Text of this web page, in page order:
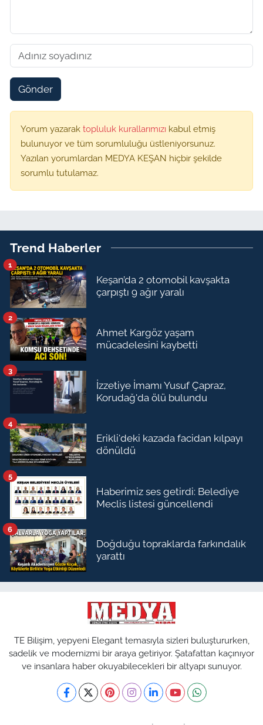
Gönder
Yorum yazarak topluluk kurallarımızı kabul etmiş
bulunuyor ve tüm sorumluluğu üstleniyorsunuz.
Yazılan yorumlardan MEDYA KEŞAN hiçbir şekilde
sorumlu tutulamaz.
Trend Haberler
Keşan’da 2 otomobil kavşakta
çarpıştı 9 ağır yaralı
1
Ahmet Kargöz yaşam
mücadelesini kaybetti
2
İzzetiye İmamı Yusuf Çapraz,
Korudağ'da ölü bulundu
3
Erikli'deki kazada facidan kılpayı
dönüldü
4
Haberimiz ses getirdi: Belediye
Meclis listesi güncellendi
5
Doğduğu topraklarda farkındalık
yarattı
6
TE Bilişim, yepyeni Elegant temasıyla sizleri buluştururken,
sadelik ve modernizmi bir araya getiriyor. Şatafattan kaçınıyor
ve insanlara haber okuyabilecekleri bir altyapı sunuyor.